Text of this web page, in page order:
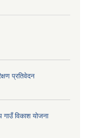
प्रतिवेदन
गाउँ विकाश योजना